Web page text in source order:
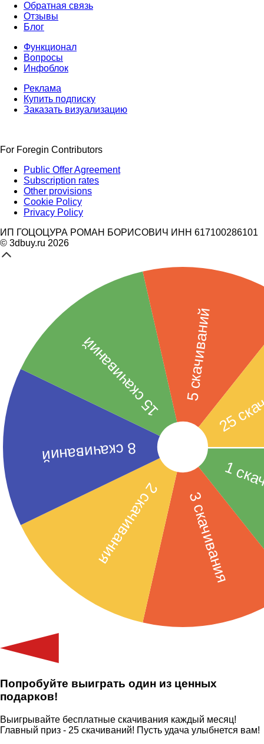
Обратная связь
Отзывы
Блог
Функционал
Вопросы
Инфоблок
Реклама
Купить подписку
Заказать визуализацию
For Foregin Contributors
Public Offer Agreement
Subscription rates
Other provisions
Cookie Policy
Privacy Policy
ИП ГОЦОЦУРА РОМАН БОРИСОВИЧ ИНН 617100286101
© 3dbuy.ru 2026
Попробуйте выиграть один из ценных
подарков!
Выигрывайте бесплатные скачивания каждый месяц!
Главный приз - 25 скачиваний! Пусть удача улыбнется вам!